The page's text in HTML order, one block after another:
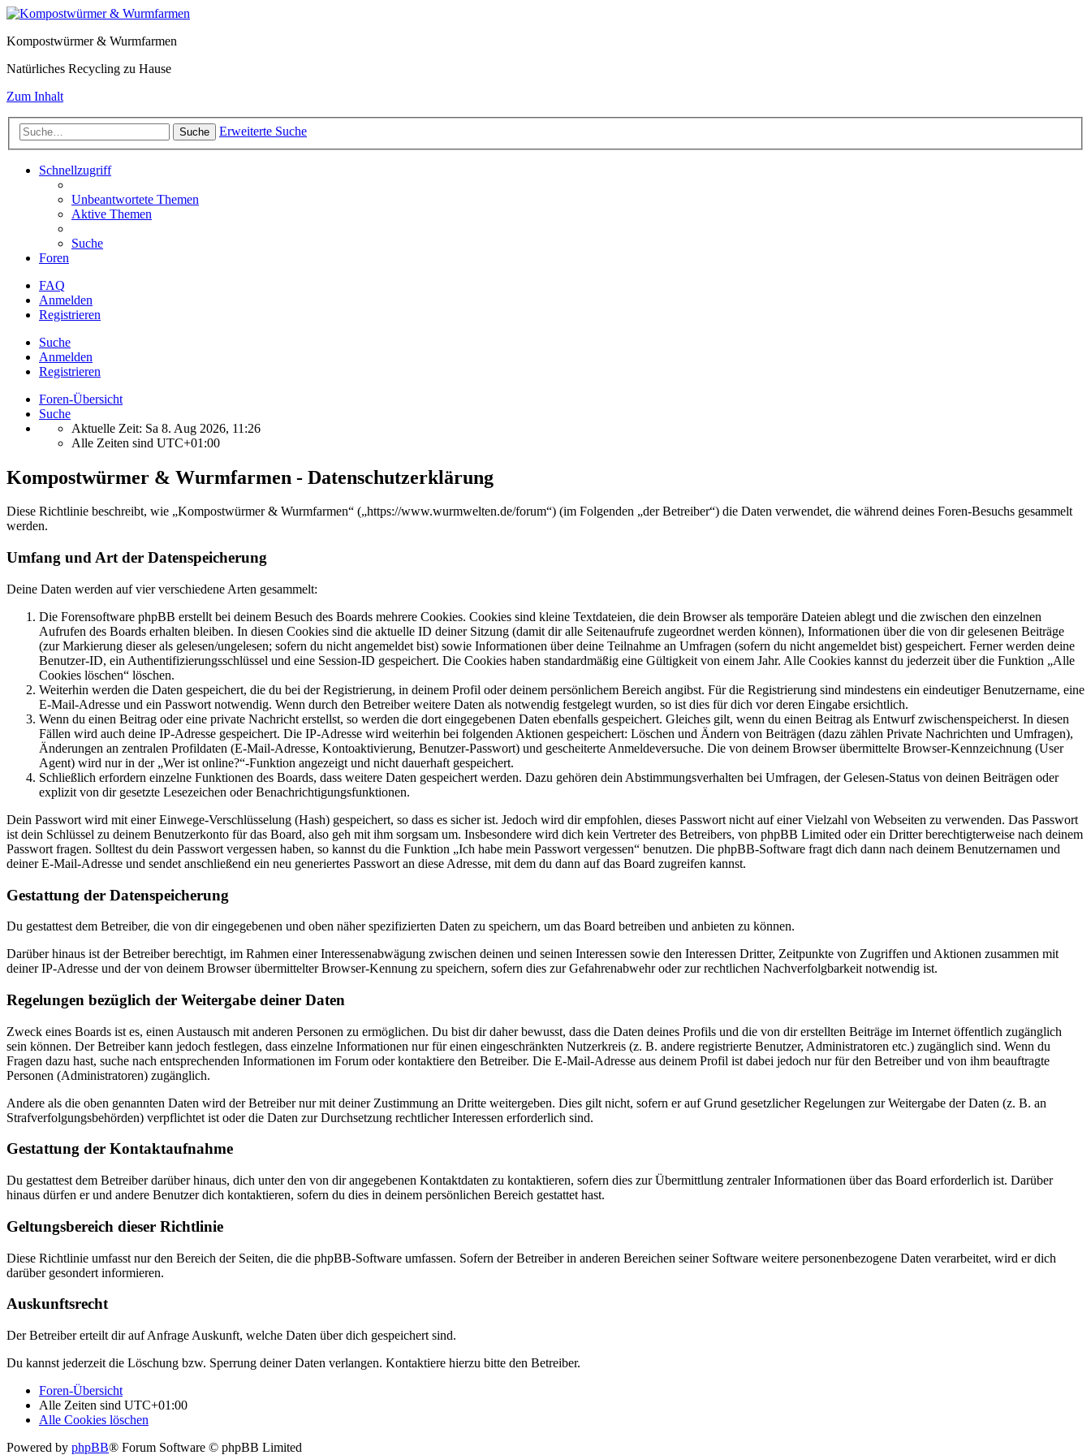
Kompostwürmer & Wurmfarmen
Natürliches Recycling zu Hause
Zum Inhalt
Suche Erweiterte Suche
Schnellzugriff
Unbeantwortete Themen
Aktive Themen
Suche
Foren
FAQ
Anmelden
Registrieren
Suche
Anmelden
Registrieren
Foren-Übersicht
Suche
Aktuelle Zeit: Sa 8. Aug 2026, 11:26
Alle Zeiten sind UTC+01:00
Kompostwürmer & Wurmfarmen - Datenschutzerklärung
Diese Richtlinie beschreibt, wie „Kompostwürmer & Wurmfarmen“ („https://www.wurmwelten.de/forum“) (im Folgenden „der Betreiber“) die Daten verwendet, die während deines Foren-Besuchs gesammelt
werden.
Umfang und Art der Datenspeicherung
Deine Daten werden auf vier verschiedene Arten gesammelt:
Die Forensoftware phpBB erstellt bei deinem Besuch des Boards mehrere Cookies. Cookies sind kleine Textdateien, die dein Browser als temporäre Dateien ablegt und die zwischen den einzelnen
Aufrufen des Boards erhalten bleiben. In diesen Cookies sind die aktuelle ID deiner Sitzung (damit dir alle Seitenaufrufe zugeordnet werden können), Informationen über die von dir gelesenen Beiträge
(zur Markierung dieser als gelesen/ungelesen; sofern du nicht angemeldet bist) sowie Informationen über deine Teilnahme an Umfragen (sofern du nicht angemeldet bist) gespeichert. Ferner werden deine
Benutzer-ID, ein Authentifizierungsschlüssel und eine Session-ID gespeichert. Die Cookies haben standardmäßig eine Gültigkeit von einem Jahr. Alle Cookies kannst du jederzeit über die Funktion „Alle
Cookies löschen“ löschen.
Weiterhin werden die Daten gespeichert, die du bei der Registrierung, in deinem Profil oder deinem persönlichem Bereich angibst. Für die Registrierung sind mindestens ein eindeutiger Benutzername, eine
E-Mail-Adresse und ein Passwort notwendig. Wenn durch den Betreiber weitere Daten als notwendig festgelegt wurden, so ist dies für dich vor deren Eingabe ersichtlich.
Wenn du einen Beitrag oder eine private Nachricht erstellst, so werden die dort eingegebenen Daten ebenfalls gespeichert. Gleiches gilt, wenn du einen Beitrag als Entwurf zwischenspeicherst. In diesen
Fällen wird auch deine IP-Adresse gespeichert. Die IP-Adresse wird weiterhin bei folgenden Aktionen gespeichert: Löschen und Ändern von Beiträgen (dazu zählen Private Nachrichten und Umfragen),
Änderungen an zentralen Profildaten (E-Mail-Adresse, Kontoaktivierung, Benutzer-Passwort) und gescheiterte Anmeldeversuche. Die von deinem Browser übermittelte Browser-Kennzeichnung (User
Agent) wird nur in der „Wer ist online?“-Funktion angezeigt und nicht dauerhaft gespeichert.
Schließlich erfordern einzelne Funktionen des Boards, dass weitere Daten gespeichert werden. Dazu gehören dein Abstimmungsverhalten bei Umfragen, der Gelesen-Status von deinen Beiträgen oder
explizit von dir gesetzte Lesezeichen oder Benachrichtigungsfunktionen.
Dein Passwort wird mit einer Einwege-Verschlüsselung (Hash) gespeichert, so dass es sicher ist. Jedoch wird dir empfohlen, dieses Passwort nicht auf einer Vielzahl von Webseiten zu verwenden. Das Passwort
ist dein Schlüssel zu deinem Benutzerkonto für das Board, also geh mit ihm sorgsam um. Insbesondere wird dich kein Vertreter des Betreibers, von phpBB Limited oder ein Dritter berechtigterweise nach deinem
Passwort fragen. Solltest du dein Passwort vergessen haben, so kannst du die Funktion „Ich habe mein Passwort vergessen“ benutzen. Die phpBB-Software fragt dich dann nach deinem Benutzernamen und
deiner E-Mail-Adresse und sendet anschließend ein neu generiertes Passwort an diese Adresse, mit dem du dann auf das Board zugreifen kannst.
Gestattung der Datenspeicherung
Du gestattest dem Betreiber, die von dir eingegebenen und oben näher spezifizierten Daten zu speichern, um das Board betreiben und anbieten zu können.
Darüber hinaus ist der Betreiber berechtigt, im Rahmen einer Interessenabwägung zwischen deinen und seinen Interessen sowie den Interessen Dritter, Zeitpunkte von Zugriffen und Aktionen zusammen mit
deiner IP-Adresse und der von deinem Browser übermittelter Browser-Kennung zu speichern, sofern dies zur Gefahrenabwehr oder zur rechtlichen Nachverfolgbarkeit notwendig ist.
Regelungen bezüglich der Weitergabe deiner Daten
Zweck eines Boards ist es, einen Austausch mit anderen Personen zu ermöglichen. Du bist dir daher bewusst, dass die Daten deines Profils und die von dir erstellten Beiträge im Internet öffentlich zugänglich
sein können. Der Betreiber kann jedoch festlegen, dass einzelne Informationen nur für einen eingeschränkten Nutzerkreis (z. B. andere registrierte Benutzer, Administratoren etc.) zugänglich sind. Wenn du
Fragen dazu hast, suche nach entsprechenden Informationen im Forum oder kontaktiere den Betreiber. Die E-Mail-Adresse aus deinem Profil ist dabei jedoch nur für den Betreiber und von ihm beauftragte
Personen (Administratoren) zugänglich.
Andere als die oben genannten Daten wird der Betreiber nur mit deiner Zustimmung an Dritte weitergeben. Dies gilt nicht, sofern er auf Grund gesetzlicher Regelungen zur Weitergabe der Daten (z. B. an
Strafverfolgungsbehörden) verpflichtet ist oder die Daten zur Durchsetzung rechtlicher Interessen erforderlich sind.
Gestattung der Kontaktaufnahme
Du gestattest dem Betreiber darüber hinaus, dich unter den von dir angegebenen Kontaktdaten zu kontaktieren, sofern dies zur Übermittlung zentraler Informationen über das Board erforderlich ist. Darüber
hinaus dürfen er und andere Benutzer dich kontaktieren, sofern du dies in deinem persönlichen Bereich gestattet hast.
Geltungsbereich dieser Richtlinie
Diese Richtlinie umfasst nur den Bereich der Seiten, die die phpBB-Software umfassen. Sofern der Betreiber in anderen Bereichen seiner Software weitere personenbezogene Daten verarbeitet, wird er dich
darüber gesondert informieren.
Auskunftsrecht
Der Betreiber erteilt dir auf Anfrage Auskunft, welche Daten über dich gespeichert sind.
Du kannst jederzeit die Löschung bzw. Sperrung deiner Daten verlangen. Kontaktiere hierzu bitte den Betreiber.
Foren-Übersicht
Alle Zeiten sind UTC+01:00
Alle Cookies löschen
Powered by phpBB® Forum Software © phpBB Limited